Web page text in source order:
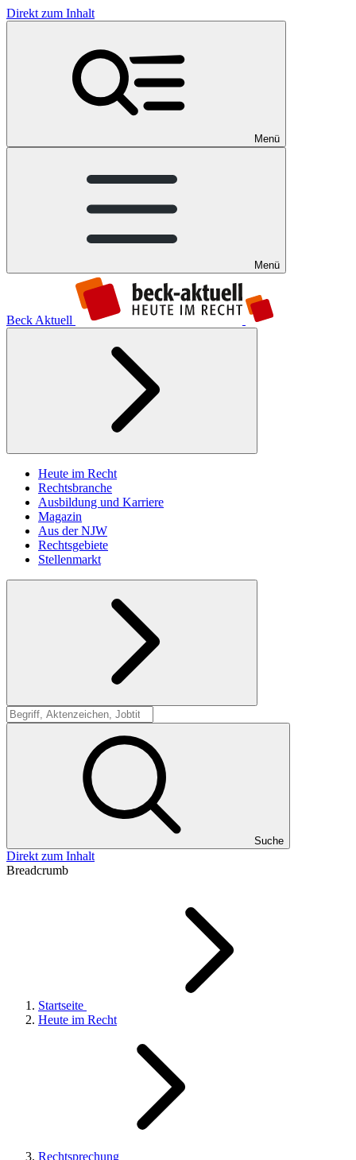
Direkt zum Inhalt
Menü
Menü
Beck Aktuell
Heute im Recht
Rechtsbranche
Ausbildung und Karriere
Magazin
Aus der NJW
Rechtsgebiete
Stellenmarkt
Suche
Suche
Direkt zum Inhalt
Breadcrumb
Startseite
Heute im Recht
Rechtsprechung